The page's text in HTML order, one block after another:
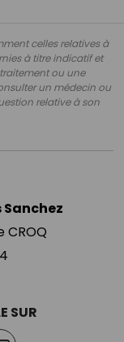
celles relatives à
à titre indicatif et
ou une
un médecin ou
relative à son
CROQ
SUR